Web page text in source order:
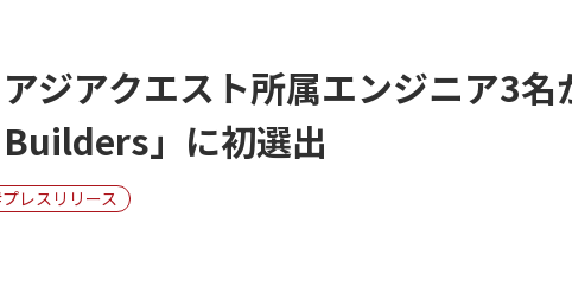
アジアクエスト所属エンジニア3
Builders」に初選出
プレスリリース